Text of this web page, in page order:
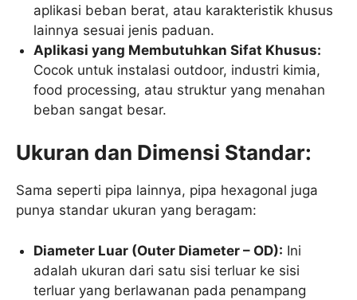
aplikasi beban berat, atau karakteristik khusus
lainnya sesuai jenis paduan.
Aplikasi yang Membutuhkan Sifat Khusus:
Cocok untuk instalasi outdoor, industri kimia,
food processing, atau struktur yang menahan
beban sangat besar.
Ukuran dan Dimensi Standar:
Sama seperti pipa lainnya, pipa hexagonal juga
punya standar ukuran yang beragam:
Diameter Luar (Outer Diameter – OD): Ini
adalah ukuran dari satu sisi terluar ke sisi
terluar yang berlawanan pada penampang